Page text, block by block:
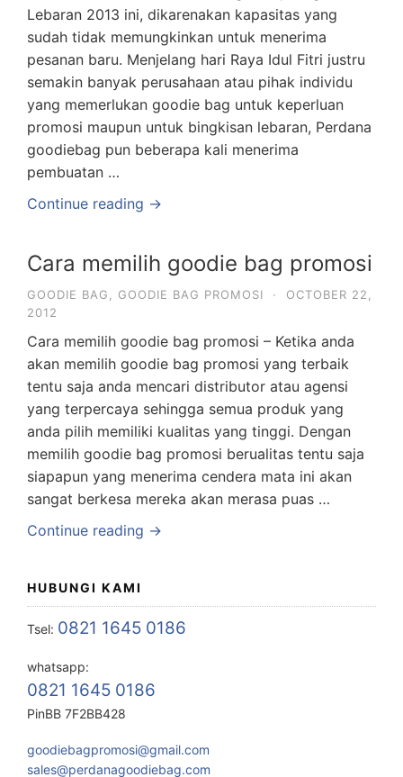
Lebaran 2013 ini, dikarenakan kapasitas yang
sudah tidak memungkinkan untuk menerima
pesanan baru. Menjelang hari Raya Idul Fitri justru
semakin banyak perusahaan atau pihak individu
yang memerlukan goodie bag untuk keperluan
promosi maupun untuk bingkisan lebaran, Perdana
goodiebag pun beberapa kali menerima
pembuatan …
Continue reading →
Cara memilih goodie bag promosi
GOODIE BAG GOODIE BAG PROMOSI ·
OCTOBER 22,
2012
Cara memilih goodie bag promosi – Ketika anda
akan memilih goodie bag promosi yang terbaik
tentu saja anda mencari distributor atau agensi
yang terpercaya sehingga semua produk yang
anda pilih memiliki kualitas yang tinggi. Dengan
memilih goodie bag promosi berualitas tentu saja
siapapun yang menerima cendera mata ini akan
sangat berkesa mereka akan merasa puas …
Continue reading →
HUBUNGI KAMI
Tsel: 0821 1645 0186
whatsapp:
0821 1645 0186
PinBB 7F2BB428
goodiebagpromosi@gmail.com
sales@perdanagoodiebag.com